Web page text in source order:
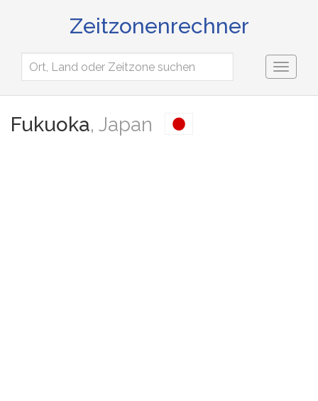
Zeitzonenrechner
Toggle
Fukuoka, Japan